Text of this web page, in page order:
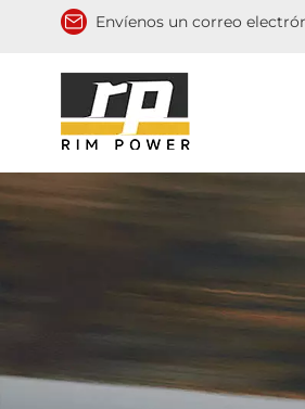
Envíenos un correo